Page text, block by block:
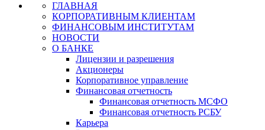
ГЛАВНАЯ
КОРПОРАТИВНЫМ КЛИЕНТАМ
ФИНАНСОВЫМ ИНСТИТУТАМ
НОВОСТИ
О БАНКЕ
Лицензии и разрешения
Акционеры
Корпоративное управление
Финансовая отчетность
Финансовая отчетность МСФО
Финансовая отчетность РСБУ
Карьера